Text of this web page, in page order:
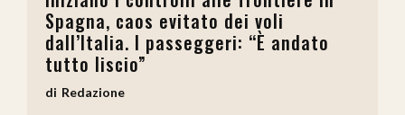
Spagna, caos evitato dei voli
dall’Italia. I passeggeri: “È andato
tutto liscio”
Redazione